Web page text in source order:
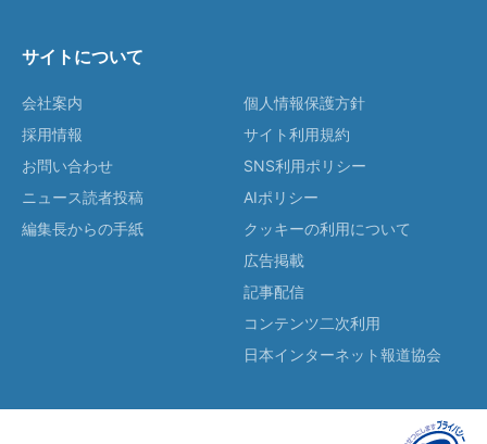
サイトについて
会社案内
採用情報
お問い合わせ
ニュース読者投稿
編集長からの手紙
個人情報保護方針
サイト利用規約
SNS利用ポリシー
AIポリシー
クッキーの利用について
広告掲載
記事配信
コンテンツ二次利用
日本インターネット報道協会